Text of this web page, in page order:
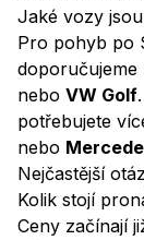
Jaké vozy
Pro pohyb po
nebo VW Golf
potřebujete
nebo
Nejčastější
Kolik stojí
Ceny začínají